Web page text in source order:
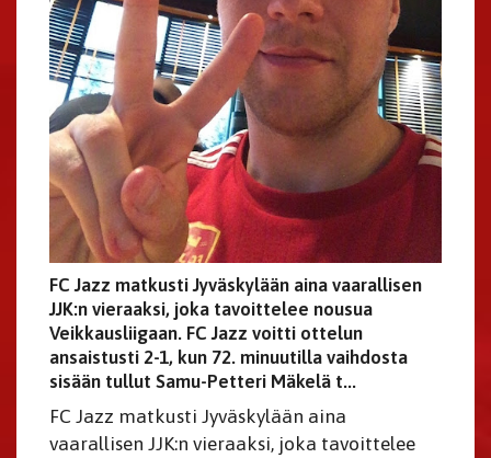
FC Jazz matkusti Jyväskylään aina vaarallisen
JJK:n vieraaksi, joka tavoittelee nousua
Veikkausliigaan. FC Jazz voitti ottelun
ansaistusti 2-1, kun 72. minuutilla vaihdosta
sisään tullut Samu-Petteri Mäkelä t...
FC Jazz matkusti Jyväskylään aina
vaarallisen JJK:n vieraaksi, joka tavoittelee